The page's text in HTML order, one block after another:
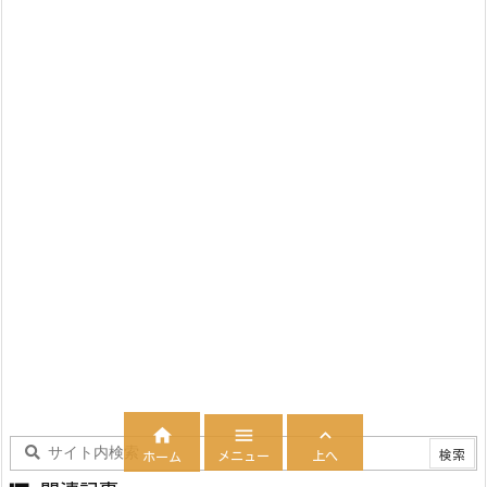

ホーム

メニュー

上へ